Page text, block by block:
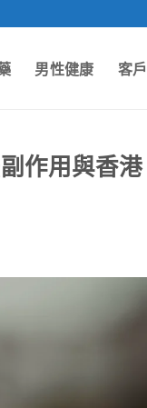
男性健康 客
作用與香港